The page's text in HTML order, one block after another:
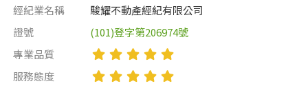
經紀業名稱
駿耀不動產經紀有限公司
證號
(101)登字第206974號
專業品質
服務態度